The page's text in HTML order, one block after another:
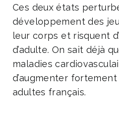
Ces deux états
développement des
leur corps et risquent
d’adulte. On sait déjà
maladies
d’augmenter
adultes français.